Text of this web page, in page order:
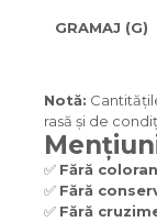
GRAMAJ (G)
Notă:
rasă și de
✅ Fără
✅ Fără
✅ Fără